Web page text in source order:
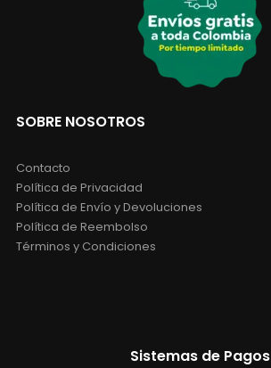
SOBRE NOSOTROS
Contacto
Política de Privacidad
Política de Envío y Devoluciones
Política de Reembolso
Términos y Condiciones
Sistemas de Pagos